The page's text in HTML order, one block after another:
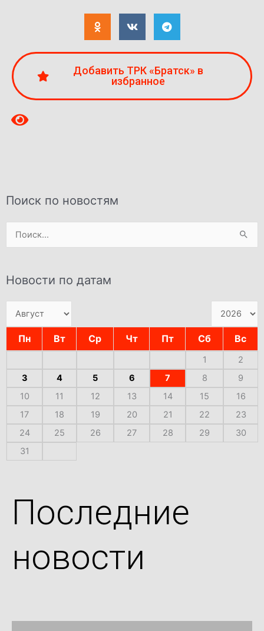
Добавить ТРК «Братск» в
избранное
Поиск по новостям
Поиск:
Новости по датам
Пн Вт Ср Чт Пт Сб Вс
1
2
3
4 5 6 7 8
9
10
11 12 13 14 15
16
17
18 19 20 21 22
23
24
25 26 27 28 29
30
31
Последние
новости